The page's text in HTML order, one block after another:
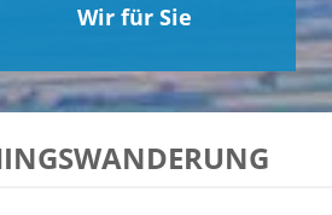
Wir für Sie